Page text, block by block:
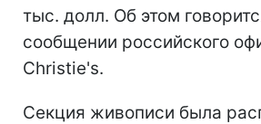
тыс. долл. Об этом
сообщении российского
Christie's.
Секция живописи была